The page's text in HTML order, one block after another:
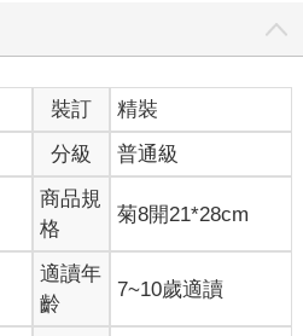
裝訂
精裝
分級 普通級
商品規
格
菊8開21*28cm
適讀年
齡
7~10歲適讀